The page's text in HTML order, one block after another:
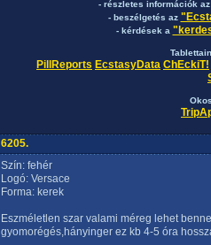
- részletes információk
- beszélgetés az
- kérdések a
PillReports EcstasyData ChEckiT!
6205.
Szín: fehér
Logó: Versace
Forma: kerek
Eszméletlen szar valami méreg lehet
gyomorégés,hányinger ez kb 4-5 óra